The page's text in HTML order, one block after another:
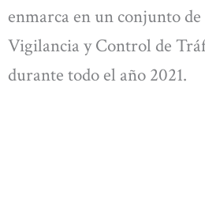
enmarca en un conjunto de
Vigilancia y Control de
durante todo el año 2021.